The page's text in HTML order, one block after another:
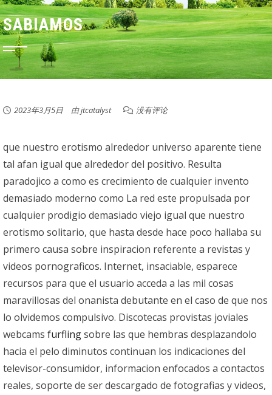
SABIAMOS
2023年3月5日 由jtcatalyst 没有评论
que nuestro erotismo alrededor universo aparente tiene
tal afan igual que alrededor del positivo. Resulta
paradojico a como es crecimiento de cualquier invento
demasiado moderno como La red este propulsada por
cualquier prodigio demasiado viejo igual que nuestro
erotismo solitario, que hasta desde hace poco hallaba su
primero causa sobre inspiracion referente a revistas y
videos pornograficos. Internet, insaciable, esparece
recursos para que el usuario acceda a las mil cosas
maravillosas del onanista debutante en el caso de que nos
lo olvidemos compulsivo. Discotecas provistas joviales
webcams furflingsobre las que hembras desplazandolo
hacia el pelo diminutos continuan los indicaciones del
televisor-consumidor, informacion enfocados a contactos
reales, soporte de ser descargado de fotografias y videos,